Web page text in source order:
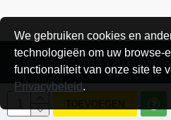
Copyright © 2014 - 2021, Veilig
Reserved
We gebruiken cookies en
technologieën om uw browse-
functionaliteit van onze site te
Privacybeleid .